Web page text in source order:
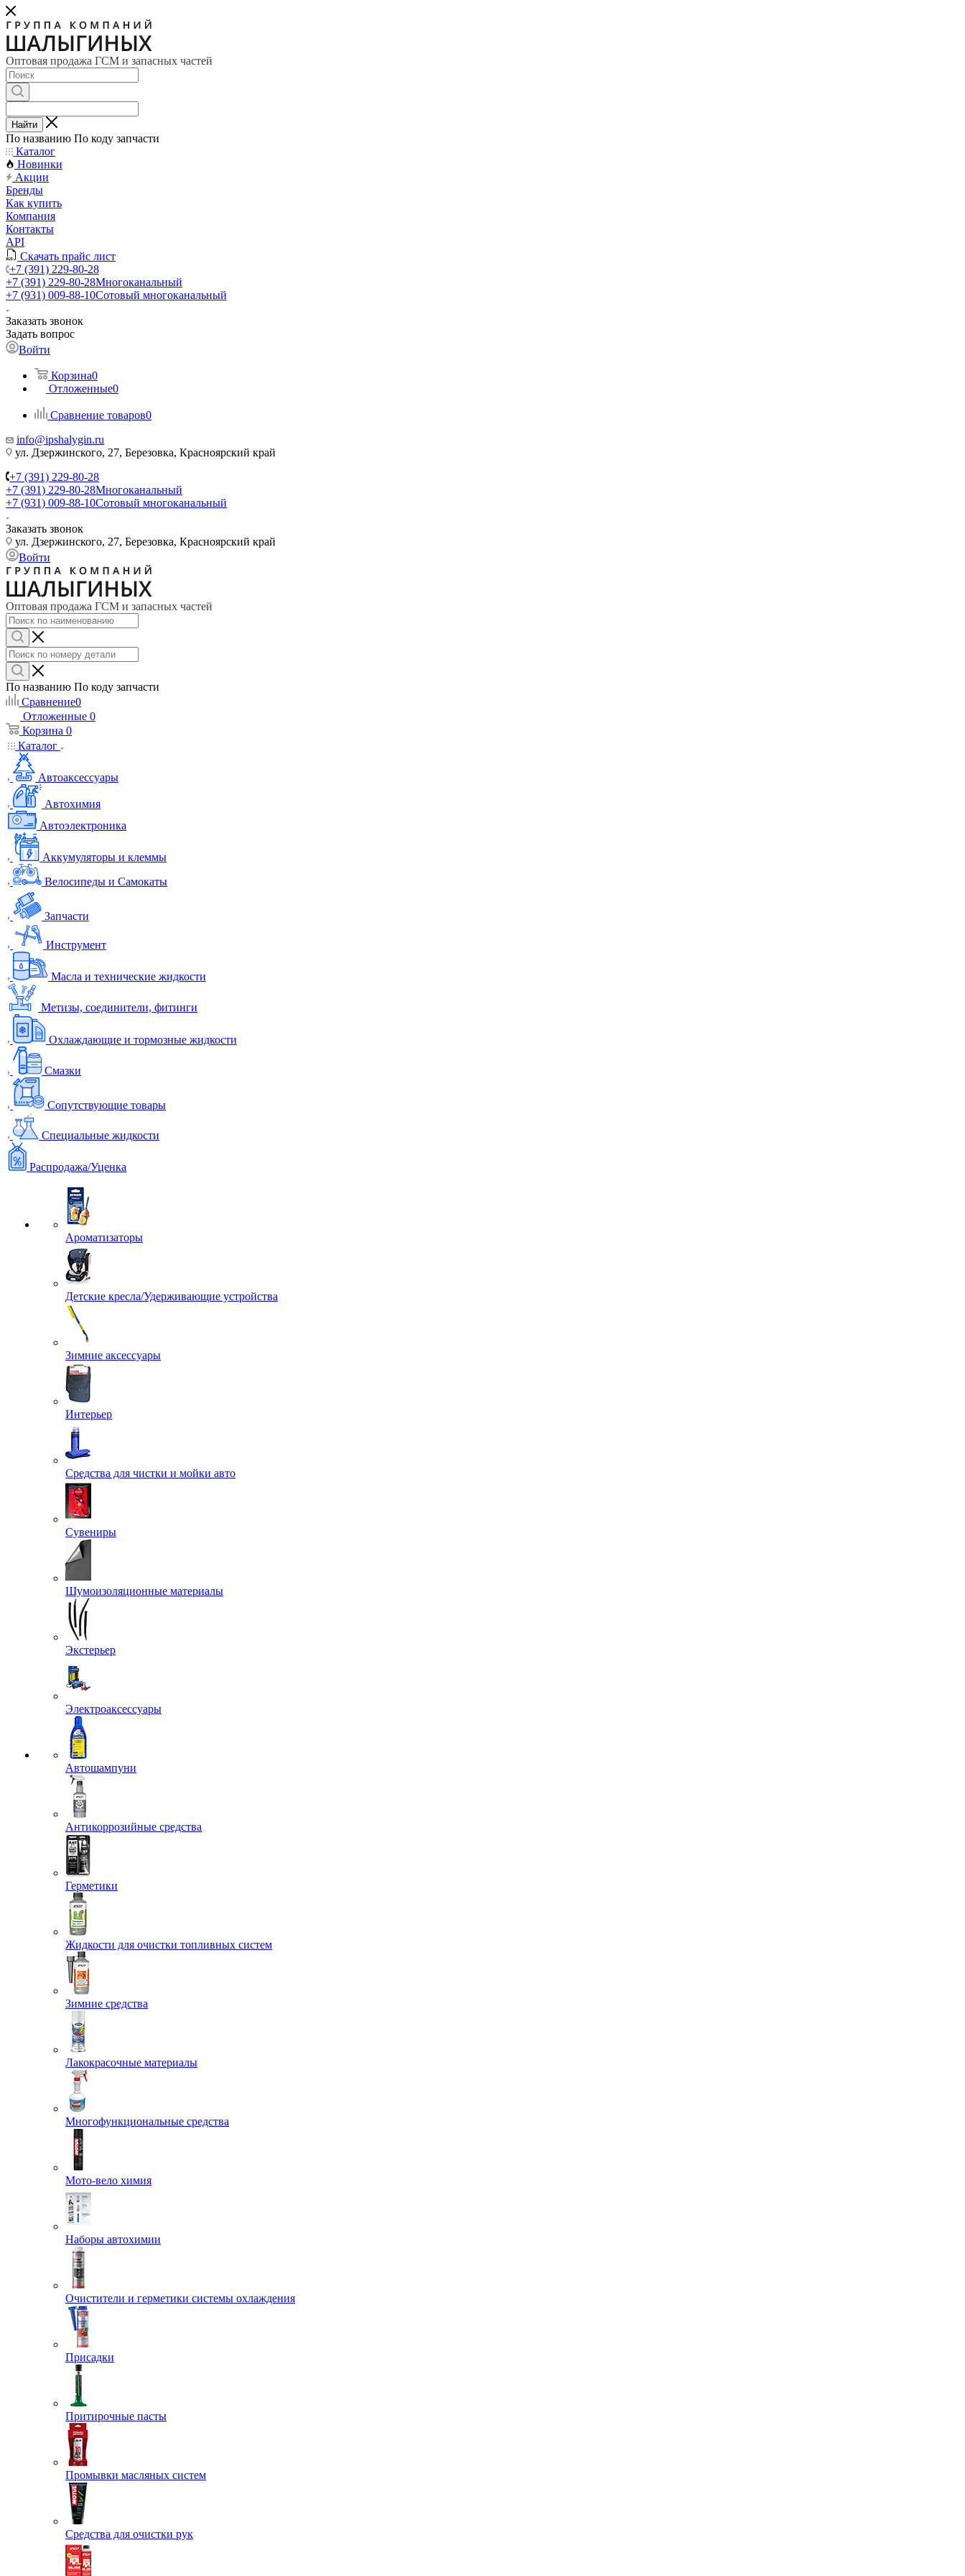
Оптовая продажа ГСМ и запасных частей
Найти
По названию По коду запчасти
Каталог
Новинки
Акции
Бренды
Как купить
Компания
Контакты
API
Скачать прайс лист
+7 (391) 229-80-28
+7 (391) 229-80-28Многоканальный
+7 (931) 009-88-10Сотовый многоканальный
Заказать звонок
Задать вопрос
Войти
Корзина0
Отложенные0
Сравнение товаров0
info@ipshalygin.ru
ул. Дзержинского, 27, Березовка, Красноярский край
+7 (391) 229-80-28
+7 (391) 229-80-28Многоканальный
+7 (931) 009-88-10Сотовый многоканальный
Заказать звонок
ул. Дзержинского, 27, Березовка, Красноярский край
Войти
Оптовая продажа ГСМ и запасных частей
По названию По коду запчасти
Сравнение0
Отложенные 0
Корзина 0
Каталог
Автоаксессуары
Автохимия
Автоэлектроника
Аккумуляторы и клеммы
Велосипеды и Самокаты
Запчасти
Инструмент
Масла и технические жидкости
Метизы, соединители, фитинги
Охлаждающие и тормозные жидкости
Смазки
Сопутствующие товары
Специальные жидкости
Распродажа/Уценка
Ароматизаторы
Детские кресла/Удерживающие устройства
Зимние аксессуары
Интерьер
Средства для чистки и мойки авто
Сувениры
Шумоизоляционные материалы
Экстерьер
Электроаксессуары
Автошампуни
Антикоррозийные средства
Герметики
Жидкости для очистки топливных систем
Зимние средства
Лакокрасочные материалы
Многофункциональные средства
Мото-вело химия
Наборы автохимии
Очистители и герметики системы охлаждения
Присадки
Притирочные пасты
Промывки масляных систем
Средства для очистки рук